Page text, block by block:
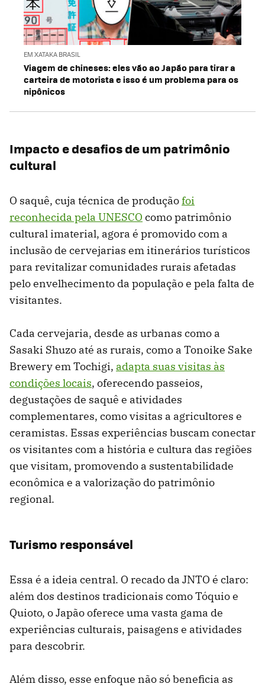
EM XATAKA BRASIL
Viagem de chineses: eles vão ao Japão para tirar a
carteira de motorista e isso é um problema para os
nipônicos
Impacto e desafios de um patrimônio
cultural
O saquê, cuja técnica de produçãofoi
reconhecida pela UNESCO como patrimônio
cultural imaterial, agora é promovido com a
inclusão de cervejarias em itinerários turísticos
para revitalizar comunidades rurais afetadas
pelo envelhecimento da população e pela falta de
visitantes.
Cada cervejaria, desde as urbanas como a
Sasaki Shuzo até as rurais, como a Tonoike Sake
Brewery em Tochigi, adapta suas visitas às
condições locais, oferecendo passeios,
degustações de saquê e atividades
complementares, como visitas a agricultores e
ceramistas. Essas experiências buscam conectar
os visitantes com a história e cultura das regiões
que visitam, promovendo a sustentabilidade
econômica e a valorização do patrimônio
regional.
Turismo responsável
Essa é a ideia central. O recado da JNTO é claro:
além dos destinos tradicionais como Tóquio e
Quioto, o Japão oferece uma vasta gama de
experiências culturais, paisagens e atividades
para descobrir.
Além disso, esse enfoque não só beneficia as